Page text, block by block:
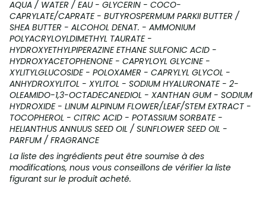
AQUA / WATER / EAU - GLYCERIN - COCO-
CAPRYLATE/CAPRATE - BUTYROSPERMUM PARKII BUTTER /
SHEA BUTTER - ALCOHOL DENAT. - AMMONIUM
POLYACRYLOYLDIMETHYL TAURATE -
HYDROXYETHYLPIPERAZINE ETHANE SULFONIC ACID -
HYDROXYACETOPHENONE - CAPRYLOYL GLYCINE -
XYLITYLGLUCOSIDE - POLOXAMER - CAPRYLYL GLYCOL -
ANHYDROXYLITOL - XYLITOL - SODIUM HYALURONATE - 2-
OLEAMIDO-1,3-OCTADECANEDIOL - XANTHAN GUM - SODIUM
HYDROXIDE - LINUM ALPINUM FLOWER/LEAF/STEM EXTRACT -
TOCOPHEROL - CITRIC ACID - POTASSIUM SORBATE -
HELIANTHUS ANNUUS SEED OIL / SUNFLOWER SEED OIL -
PARFUM / FRAGRANCE
La liste des ingrédients peut être soumise à des
modifications, nous vous conseillons de vérifier la liste
figurant sur le produit acheté.